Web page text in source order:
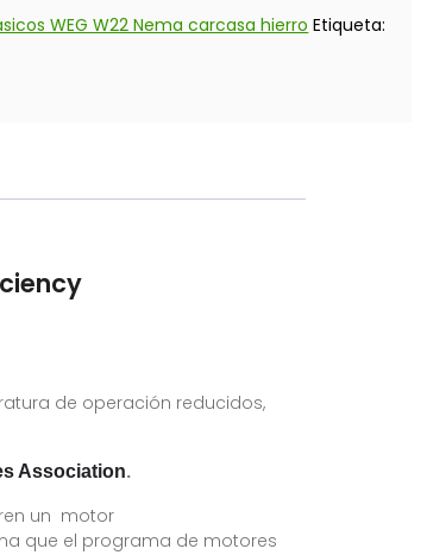
WEG W22 Nema carcasa hierro Etiqueta:
de operación reducidos,
Association.
un motor
que el programa de motores